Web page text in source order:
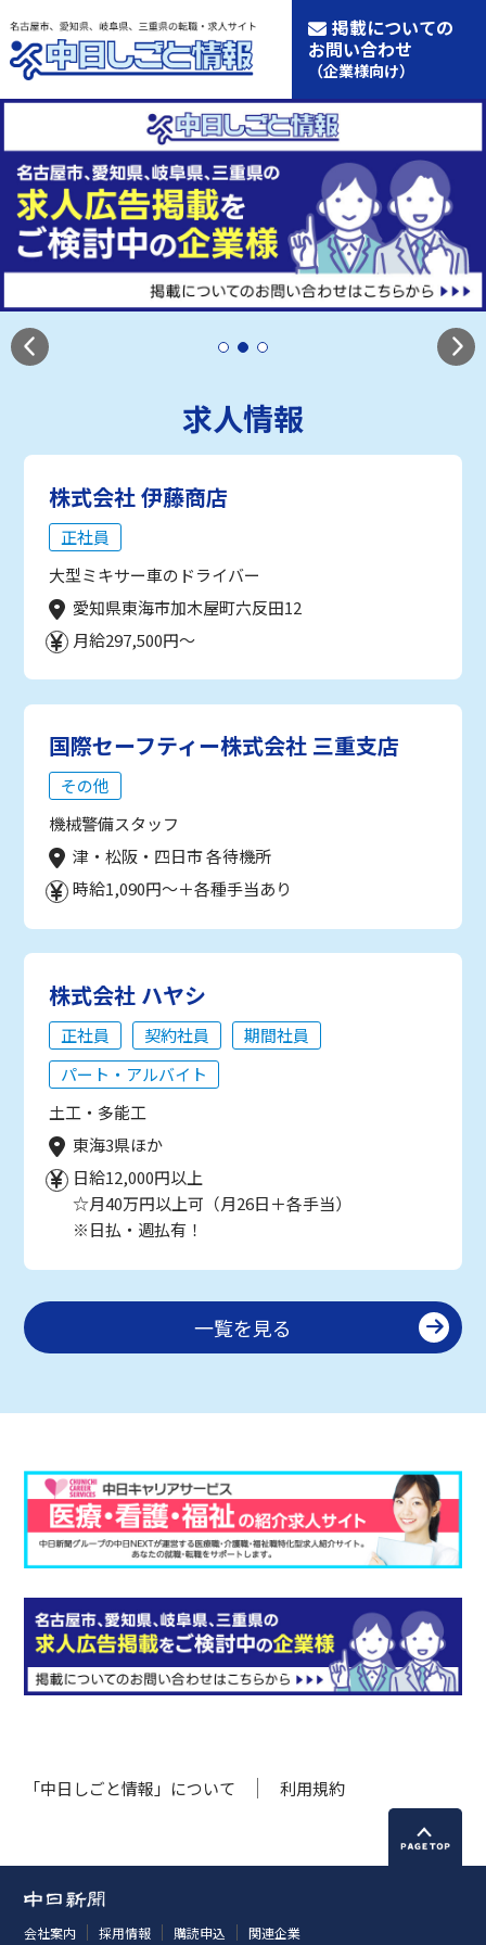
掲載についての
お問い合わせ
（企業様向け）
求人情報
株式会社 伊藤商店
正社員
大型ミキサー車のドライバー
愛知県東海市加木屋町六反田12
月給297,500円～
国際セーフティー株式会社 三重支店
その他
機械警備スタッフ
津・松阪・四日市 各待機所
時給1,090円～＋各種手当あり
株式会社 ハヤシ
正社員 契約社員
期間社員
パート・アルバイト
土工・多能工
東海3県ほか
日給12,000円以上
☆月40万円以上可（月26日＋各手当）
※日払・週払有！
一覧を見る
「中日しごと情報」について 利用規約
会社案内 採用情報 購読申込 関連企業